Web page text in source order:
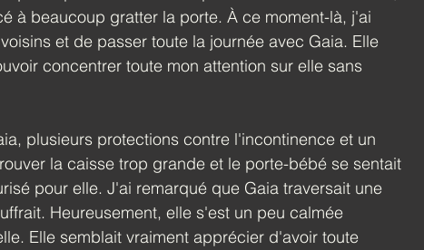
à beaucoup gratter la porte. À ce moment-là, j'ai
et de passer toute la journée avec Gaia. Elle
concentrer toute mon attention sur elle sans
plusieurs protections contre l'incontinence et un
la caisse trop grande et le porte-bébé se sentait
pour elle. J'ai remarqué que Gaia traversait une
Heureusement, elle s'est un peu calmée
Elle semblait vraiment apprécier d'avoir toute